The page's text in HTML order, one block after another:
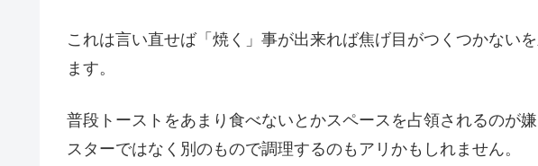
これは言い直せば「焼く」事が出来れば焦げ目がつくつかない
ます。
普段トーストをあまり食べないとかスペースを占領されるのが
スターではなく別のもので調理するのもアリかもしれません。